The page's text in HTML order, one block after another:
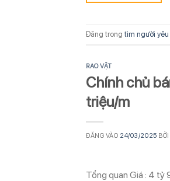
Đăng trong tìm người yêu
RAO VẶT
Chính chủ
triệu/m
ĐĂNG VÀO 24/03/2025 BỞI
Tổng quan Giá : 4 tỷ